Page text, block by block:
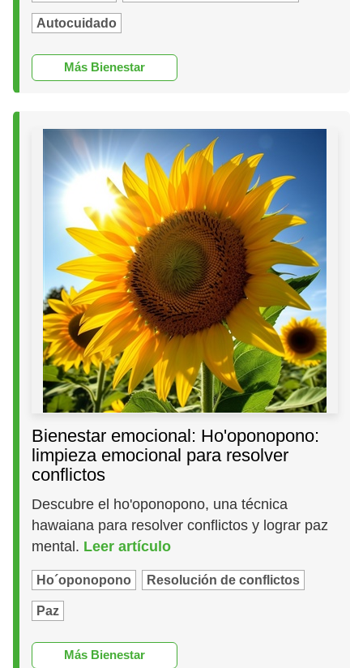
Autocuidado
Más Bienestar
Bienestar emocional: Ho'oponopono:
limpieza emocional para resolver
conflictos
Descubre el ho'oponopono, una técnica
hawaiana para resolver conflictos y lograr paz
mental. Leer artículo
Ho´oponopono Resolución de conflictos
Paz
Más Bienestar